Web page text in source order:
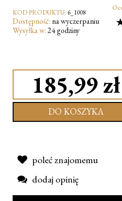
KOD PRODUKTU: 6_1008
Dostępność: na wyczerpaniu
Wysyłka w:24 godziny
185,99 zł
DO KOSZYKA
poleć znajomemu
dodaj opinię